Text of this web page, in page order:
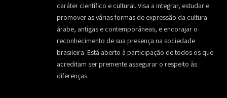
caráter científico e cultural. Visa a integrar, estudar e
promover as várias formas de expressão da cultura
árabe, antigas e contemporâneas, e encorajar o
reconhecimento de sua presença na sociedade
brasileira. Está aberto à participação de todos os que
acreditam ser premente assegurar o respeito às
diferenças.